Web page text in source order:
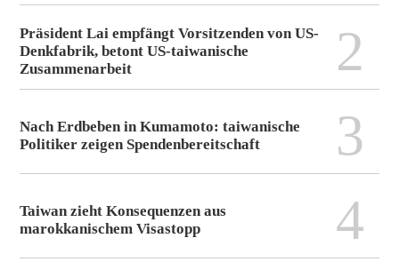
Präsident Lai empfängt Vorsitzenden von US-
Denkfabrik, betont US-taiwanische
Zusammenarbeit
2
Nach Erdbeben in Kumamoto: taiwanische
Politiker zeigen Spendenbereitschaft
3
Taiwan zieht Konsequenzen aus
marokkanischem Visastopp
4